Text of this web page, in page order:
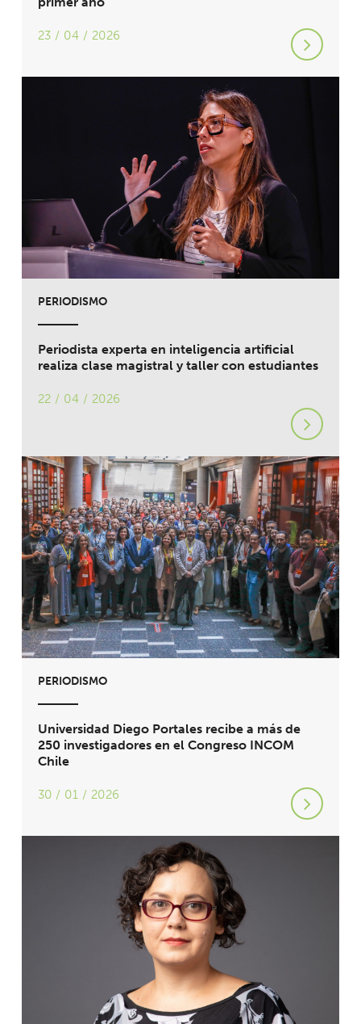
23 / 04 / 2026
PERIODISMO
Periodista experta en inteligencia artificial
realiza clase magistral y taller con estudiantes
22 / 04 / 2026
PERIODISMO
Universidad Diego Portales recibe a más de
250 investigadores en el Congreso INCOM
Chile
30 / 01 / 2026